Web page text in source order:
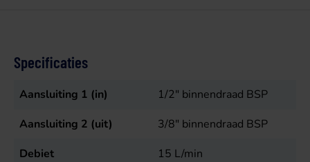
Specificaties
Aansluiting 1 (in)
1/2" binnendraad BSP
Aansluiting 2 (uit)
3/8" binnendraad BSP
Debiet
15 L/min